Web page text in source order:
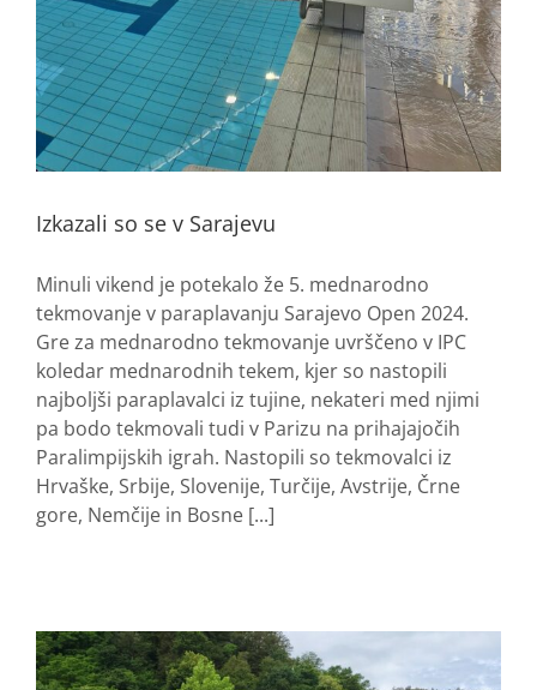
Izkazali so se v Sarajevu
Minuli vikend je potekalo že 5. mednarodno
tekmovanje v paraplavanju Sarajevo Open 2024.
Gre za mednarodno tekmovanje uvrščeno v IPC
koledar mednarodnih tekem, kjer so nastopili
najboljši paraplavalci iz tujine, nekateri med njimi
pa bodo tekmovali tudi v Parizu na prihajajočih
Paralimpijskih igrah. Nastopili so tekmovalci iz
Hrvaške, Srbije, Slovenije, Turčije, Avstrije, Črne
gore, Nemčije in Bosne [...]